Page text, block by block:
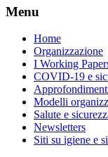
Menu
Home
Organizzazione
I Working
COVID-19 e
Modelli
Salute e
Newsletters
Siti su igiene e